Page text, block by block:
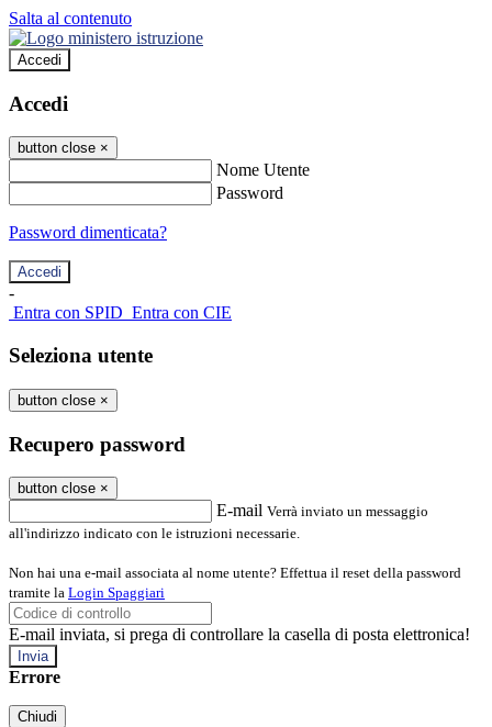
Salta al contenuto
Accedi
Accedi
button close ×
Nome Utente
Password
Password dimenticata?
-
Entra con SPID Entra con CIE
Seleziona utente
button close ×
Recupero password
button close ×
E-mail Verrà inviato un messaggio
all'indirizzo indicato con le istruzioni necessarie.
Non hai una e-mail associata al nome utente? Effettua il reset della password
tramite la Login Spaggiari
E-mail inviata, si prega di controllare la casella di posta elettronica!
Errore
Chiudi